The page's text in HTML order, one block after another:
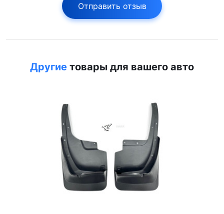
Отправить отзыв
Другие товары для вашего авто